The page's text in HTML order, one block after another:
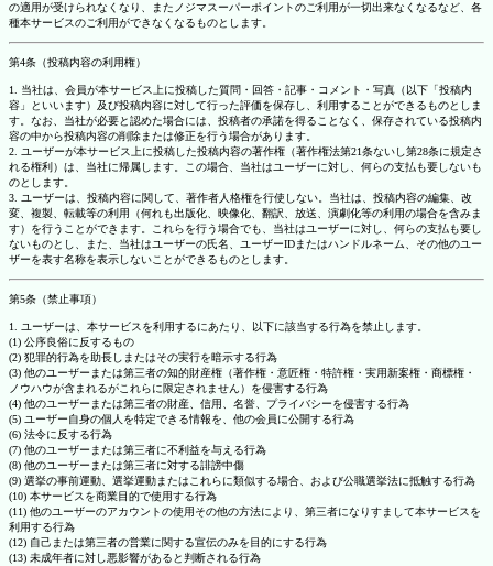
の適用が受けられなくなり、またノジマスーパーポイントのご利用が一切出来なくなるなど、各
種本サービスのご利用ができなくなるものとします。
第4条（投稿内容の利用権）
1. 当社は、会員が本サービス上に投稿した質問・回答・記事・コメント・写真（以下「投稿内
容」といいます）及び投稿内容に対して行った評価を保存し、利用することができるものとしま
す。なお、当社が必要と認めた場合には、投稿者の承諾を得ることなく、保存されている投稿内
容の中から投稿内容の削除または修正を行う場合があります。
2. ユーザーが本サービス上に投稿した投稿内容の著作権（著作権法第21条ないし第28条に規定さ
れる権利）は、当社に帰属します。この場合、当社はユーザーに対し、何らの支払も要しないも
のとします。
3. ユーザーは、投稿内容に関して、著作者人格権を行使しない。当社は、投稿内容の編集、改
変、複製、転載等の利用（何れも出版化、映像化、翻訳、放送、演劇化等の利用の場合を含みま
す）を行うことができます。これらを行う場合でも、当社はユーザーに対し、何らの支払も要し
ないものとし、また、当社はユーザーの氏名、ユーザーIDまたはハンドルネーム、その他のユー
ザーを表す名称を表示しないことができるものとします。
第5条（禁止事項）
1. ユーザーは、本サービスを利用するにあたり、以下に該当する行為を禁止します。
(1) 公序良俗に反するもの
(2) 犯罪的行為を助長しまたはその実行を暗示する行為
(3) 他のユーザーまたは第三者の知的財産権（著作権・意匠権・特許権・実用新案権・商標権・
ノウハウが含まれるがこれらに限定されません）を侵害する行為
(4) 他のユーザーまたは第三者の財産、信用、名誉、プライバシーを侵害する行為
(5) ユーザー自身の個人を特定できる情報を、他の会員に公開する行為
(6) 法令に反する行為
(7) 他のユーザーまたは第三者に不利益を与える行為
(8) 他のユーザーまたは第三者に対する誹謗中傷
(9) 選挙の事前運動、選挙運動またはこれらに類似する場合、および公職選挙法に抵触する行為
(10) 本サービスを商業目的で使用する行為
(11) 他のユーザーのアカウントの使用その他の方法により、第三者になりすまして本サービスを
利用する行為
(12) 自己または第三者の営業に関する宣伝のみを目的にする行為
(13) 未成年者に対し悪影響があると判断される行為